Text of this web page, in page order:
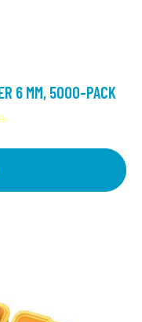
6 MM, 5000-PACK